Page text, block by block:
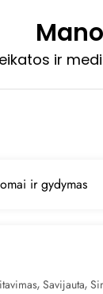
ir
ir gydymas
, Savijauta,